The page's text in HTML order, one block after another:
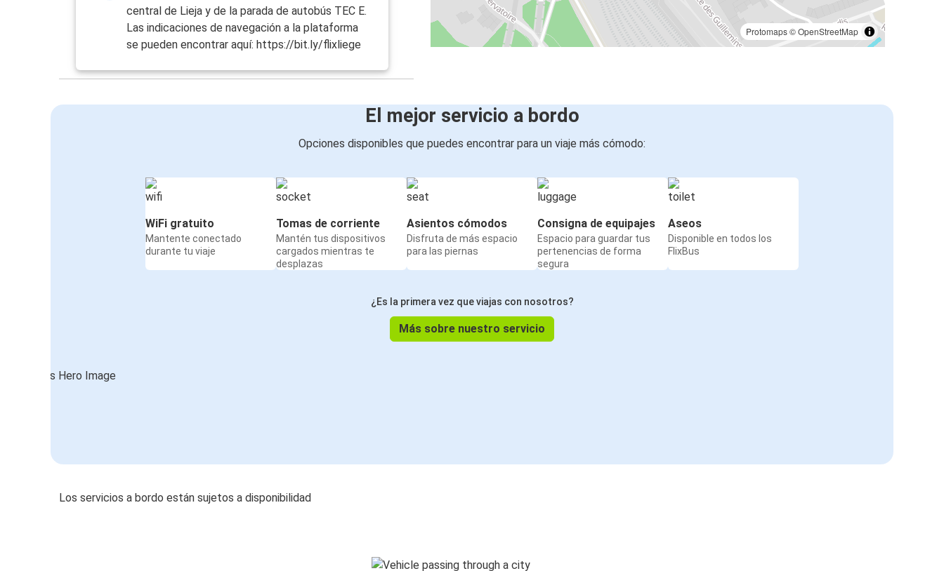
Protomaps©OpenStreetMap
central de Lieja y de la parada de autobús TEC E.
Las indicaciones de navegación a la plataforma
se pueden encontrar aquí: https://bit.ly/flixliege
El mejor servicio a bordo
Opciones disponibles que puedes encontrar para un viaje más cómodo:
WiFi gratuito
Mantente conectado
durante tu viaje
Tomas de corriente
Mantén tus dispositivos
cargados mientras te
desplazas
Asientos cómodos
Disfruta de más espacio
para las piernas
Consigna de equipajes
Espacio para guardar tus
pertenencias de forma
segura
Aseos
Disponible en todos los
FlixBus
¿Es la primera vez que viajas con nosotros?
Más sobre nuestro servicio
Los servicios a bordo están sujetos a disponibilidad